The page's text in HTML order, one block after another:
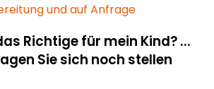
und auf Anfrage
Richtige für mein Kind? ...
Sie sich noch stellen